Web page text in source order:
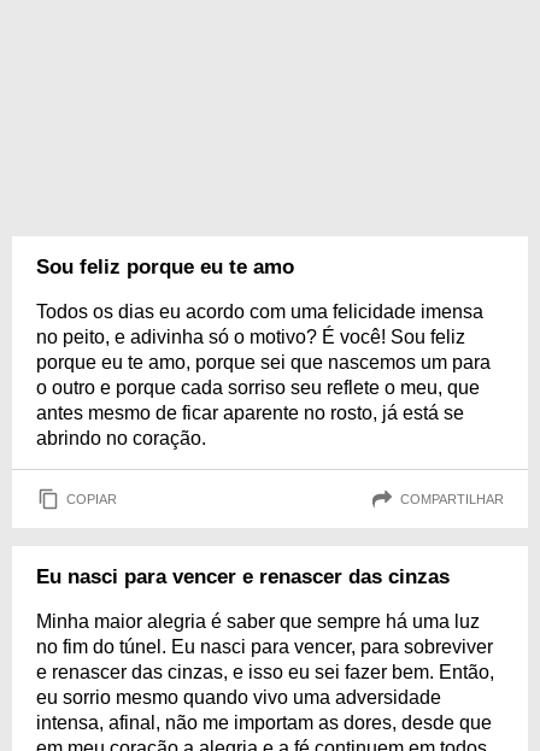
Sou feliz porque eu te amo
Todos os dias eu acordo com uma felicidade imensa
no peito, e adivinha só o motivo? É você! Sou feliz
porque eu te amo, porque sei que nascemos um para
o outro e porque cada sorriso seu reflete o meu, que
antes mesmo de ficar aparente no rosto, já está se
abrindo no coração.
COPIAR COMPARTILHAR
Eu nasci para vencer e renascer das cinzas
Minha maior alegria é saber que sempre há uma luz
no fim do túnel. Eu nasci para vencer, para sobreviver
e renascer das cinzas, e isso eu sei fazer bem. Então,
eu sorrio mesmo quando vivo uma adversidade
intensa, afinal, não me importam as dores, desde que